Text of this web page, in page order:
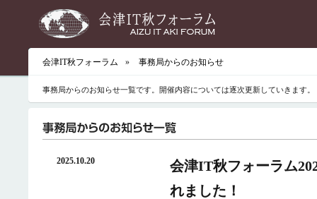
会津IT秋フォーラム » 事務局からのお知らせ
事務局からのお知らせ一覧です。開催内容については逐次更新していきます。
2025.10.20
会津IT秋フォーラム
れました！